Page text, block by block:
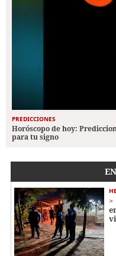
PREDICCIONES
Horóscopo de hoy:
para tu signo